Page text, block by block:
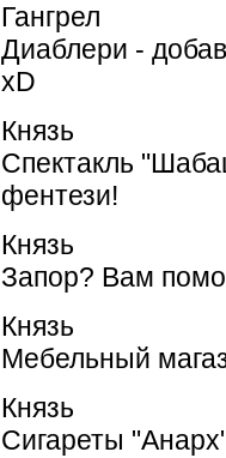
Гангрел
Диаблери -
xD
Князь
Спектакль
фентези!
Князь
Запор? Вам
Князь
Мебельный
Князь
Сигареты